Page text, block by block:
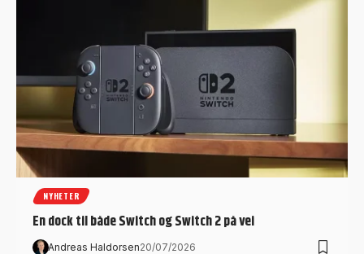
NYHETER
En dock til både Switch og Switch 2 på vei
Andreas Haldorsen20/07/2026